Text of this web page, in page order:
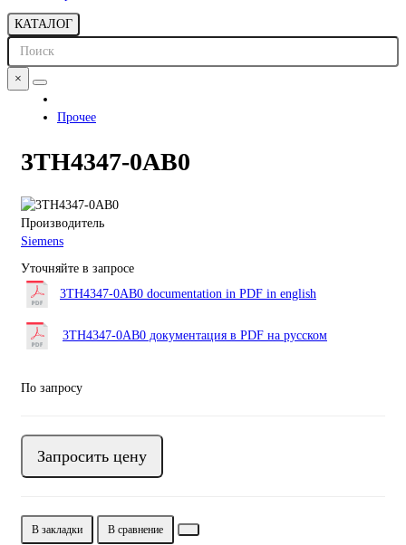
КАТАЛОГ
×
Прочее
3TH4347-0AB0
Производитель
Siemens
Уточняйте в запросе
3TH4347-0AB0 documentation in PDF in english
3TH4347-0AB0 документация в PDF на русском
По запросу
Запросить цену
В закладки В сравнение